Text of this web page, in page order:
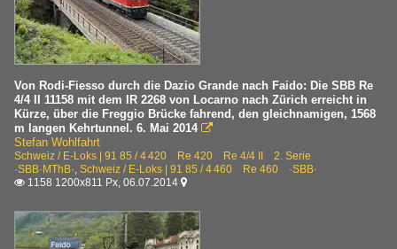
Von Rodi-Fiesso durch die Dazio Grande nach Faido: Die SBB Re
4/4 II 11158 mit dem IR 2268 von Locarno nach Zürich erreicht in
Kürze, über die Freggio Brücke fahrend, den gleichnamigen, 1568
m langen Kehrtunnel. 6. Mai 2014 
Stefan Wohlfahrt
Schweiz / E-Loks | 91 85 / 4 420 Re 420 Re 4/4 II 2. Serie
·SBB·MThB·, Schweiz / E-Loks | 91 85 / 4 460 Re 460 ·SBB·
 1158 1200x811 Px, 06.07.2014 